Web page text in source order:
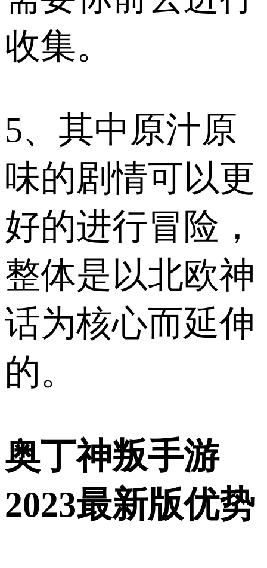
收集。
5、其中原汁原
味的剧情可以更
好的进行冒险，
整体是以北欧神
话为核心而延伸
的。
奥丁神叛手游
2023最新版优势